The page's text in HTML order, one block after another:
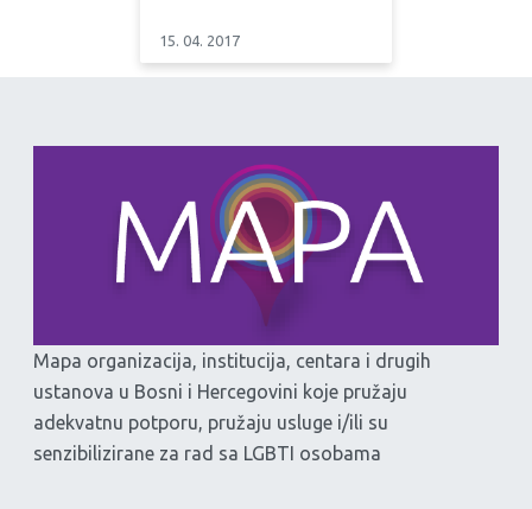
15. 04. 2017
Mapa organizacija, institucija, centara i drugih
ustanova u Bosni i Hercegovini koje pružaju
adekvatnu potporu, pružaju usluge i/ili su
senzibilizirane za rad sa LGBTI osobama